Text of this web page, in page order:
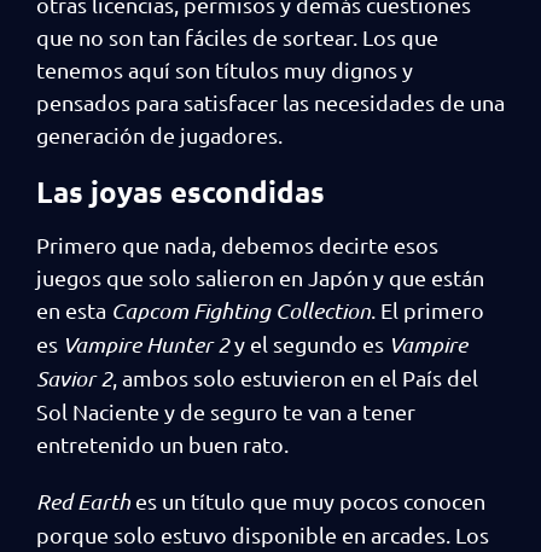
que no son tan fáciles de sortear. Los que
tenemos aquí son títulos muy dignos y
pensados para satisfacer las necesidades de una
generación de jugadores.
Las joyas escondidas
Primero que nada, debemos decirte esos
juegos que solo salieron en Japón y que están
en esta Capcom Fighting Collection . El primero
es Vampire Hunter 2y el segundo es Vampire
Savior 2, ambos solo estuvieron en el País del
Sol Naciente y de seguro te van a tener
entretenido un buen rato.
Red Earth es un título que muy pocos conocen
porque solo estuvo disponible en arcades. Los